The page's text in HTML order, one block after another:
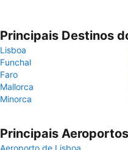
Principais Destinos
Lisboa
Funchal
Faro
Mallorca
Minorca
Principais
Aeroporto de Lisboa